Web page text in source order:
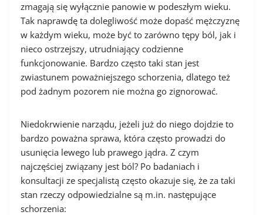
zmagają się wyłącznie panowie w podeszłym wieku.
Tak naprawdę ta dolegliwość może dopaść mężczyznę
w każdym wieku, może być to zarówno tępy ból, jak i
nieco ostrzejszy, utrudniający codzienne
funkcjonowanie. Bardzo często taki stan jest
zwiastunem poważniejszego schorzenia, dlatego też
pod żadnym pozorem nie można go zignorować.
Niedokrwienie narządu, jeżeli już do niego dojdzie to
bardzo poważna sprawa, która często prowadzi do
usunięcia lewego lub prawego jądra. Z czym
najczęściej związany jest ból? Po badaniach i
konsultacji ze specjalistą często okazuje się, że za taki
stan rzeczy odpowiedzialne są m.in. następujące
schorzenia: